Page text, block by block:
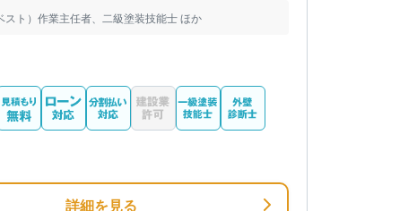
ト）作業主任者、二級塗装技能士 ほか
詳細を見る